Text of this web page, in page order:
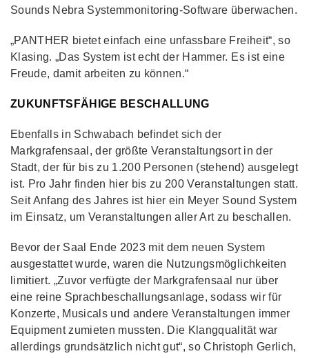
Sounds Nebra Systemmonitoring-Software überwachen.
„PANTHER bietet einfach eine unfassbare Freiheit“, so
Klasing. „Das System ist echt der Hammer. Es ist eine
Freude, damit arbeiten zu können.“
ZUKUNFTSFÄHIGE BESCHALLUNG
Ebenfalls in Schwabach befindet sich der
Markgrafensaal, der größte Veranstaltungsort in der
Stadt, der für bis zu 1.200 Personen (stehend) ausgelegt
ist. Pro Jahr finden hier bis zu 200 Veranstaltungen statt.
Seit Anfang des Jahres ist hier ein Meyer Sound System
im Einsatz, um Veranstaltungen aller Art zu beschallen.
Bevor der Saal Ende 2023 mit dem neuen System
ausgestattet wurde, waren die Nutzungsmöglichkeiten
limitiert. „Zuvor verfügte der Markgrafensaal nur über
eine reine Sprachbeschallungsanlage, sodass wir für
Konzerte, Musicals und andere Veranstaltungen immer
Equipment zumieten mussten. Die Klangqualität war
allerdings grundsätzlich nicht gut“, so Christoph Gerlich,